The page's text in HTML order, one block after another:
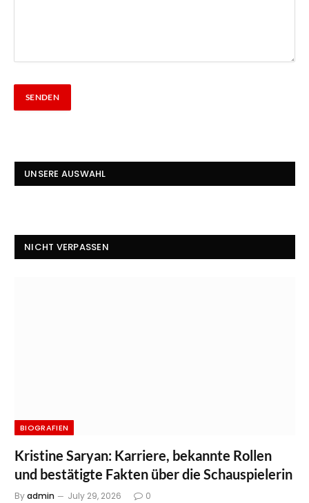
UNSERE AUSWAHL
NICHT VERPASSEN
BIOGRAFIEN
Kristine Saryan: Karriere, bekannte Rollen
und bestätigte Fakten über die Schauspielerin
Byadmin July 29, 2026 0